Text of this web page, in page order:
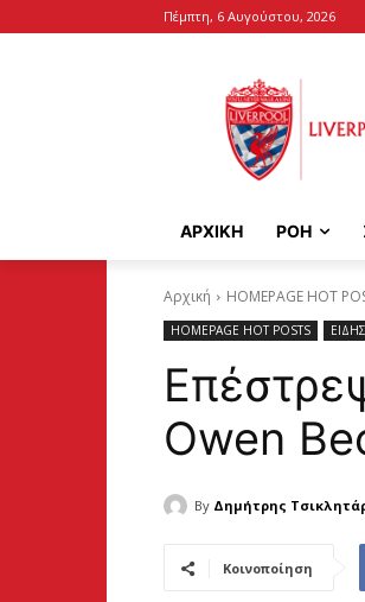
Πέμπτη, 6 Αυγούστου, 2026
ΑΡΧΙΚΉ ΡΟΗ
Αρχική HOMEPAGE HOT
HOMEPAGE HOT POSTS
Owen
By Δημήτρης
Κοινοποίηση